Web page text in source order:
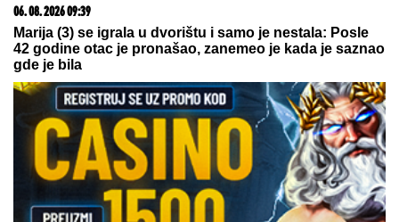
23. 07. 2026 12:47
Letnje večeri u gradu više nisu rezervisane za vikend:
Zašto sve više ljudi bira večeru koja se spontano
pretvori u druženje